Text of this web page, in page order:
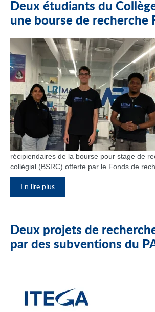
Deux étudiants du
une bourse de recherche
récipiendaires de la bourse pour stage de
collégial (BSRC) offerte par le Fonds de
En lire plus
Deux projets de
par des subventions du